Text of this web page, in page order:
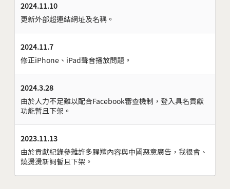
2024.11.10
更新外部超連結網址及名稱。
2024.11.7
修正iPhone、iPad聲音播放問題。
2024.3.28
由於人力不足難以配合Facebook審查機制，登入具名貢獻
功能暫且下架。
2023.11.13
由於貢獻紀錄參雜許多腥羶內容與中國惡意廣告，我很會、
燒燙燙新詞暫且下架。